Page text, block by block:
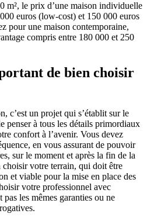
m², le prix d’une maison individuelle
euros (low-cost) et 150 000 euros
pour une maison contemporaine,
compris entre 180 000 et 250
de bien choisir
c’est un projet qui s’établit sur le
penser à tous les détails primordiaux
confort à l’avenir. Vous devez
en vous assurant de pouvoir
sur le moment et après la fin de la
votre terrain, qui doit être
et viable pour la mise en place des
votre professionnel avec
les mêmes garanties ou ne